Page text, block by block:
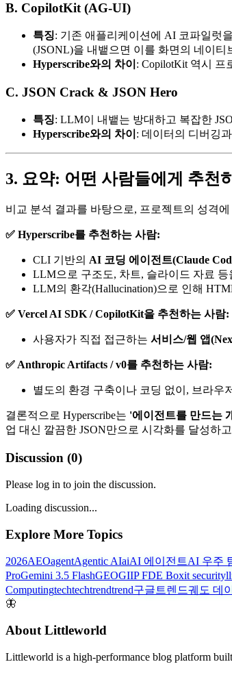
B. CopilotKit (AG-UI)
특징: 기존 애플리케이션에 AI 코파일럿
(JSONL)을 내뱉으면 이를 화면의 네이
Hyperscribe와의 차이 : CopilotKit 역시 프
C. JSON Crack & JSON Hero
특징: LLM이 내뱉는 방대하고 복잡한
Hyperscribe와의 차이 : 데이터의 디버깅
3. 요약: 어떤 사람들에게 추천
비교 분석 결과를 바탕으로, 프로젝트의 성격
✅ Hyperscribe를 추천하는 사람:
CLI 기반의 AI 코딩 에이전트(Claude
LLM으로 구조도, 차트, 슬라이드 자료 등
LLM의 환각(Hallucination)으로 인해
✅ Vercel AI SDK / CopilotKit을 추천하는 사람:
사용자가 직접 접근하는 서비스/웹 앱
✅ Anthropic Artifacts / v0를 추천하는 사람:
별도의 환경 구축이나 코딩 없이, 브라우
결론적으로 Hyperscribe는 '에이전트를 만드는
업 대신 깔끔한 JSON만으로 시각화를 달성하
Discussion (0)
Please log in to join the discussion.
Loading discussion...
Explore More Topics
2026AEOagentAgentic AIaiAI 에이전트AI 우주
ProGemini 3.5 FlashGEOGIIP FDE Boxit security
Computingtechtechtrendtrend구글트렌드궤도 데
🦋
About Littleworld
Littleworld is a high-performance blog platform